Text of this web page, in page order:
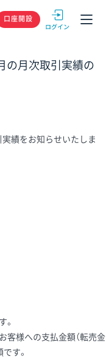
GMOクリック
口座開設
月次取引実績の
績をお知らせいたしま
。
客様への支払金額（転売金
す。